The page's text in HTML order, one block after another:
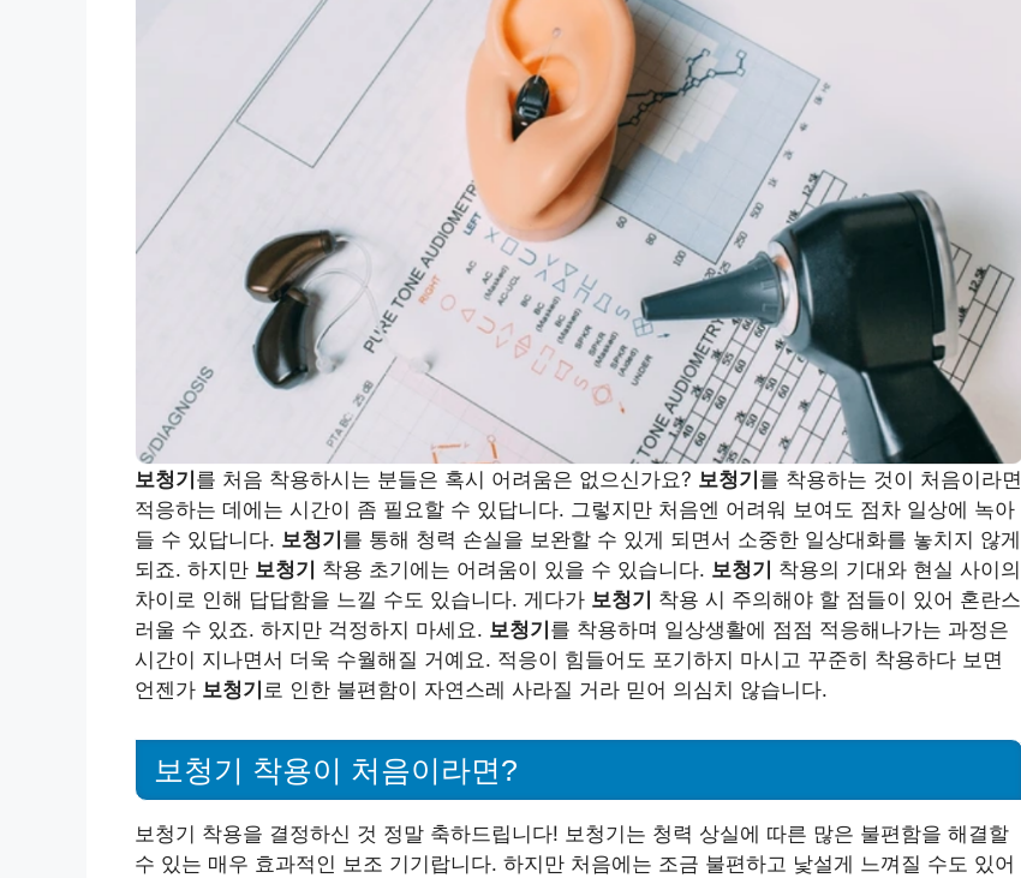
보청기를 처음 착용하시는 분들은 혹시 어려움은 없으신가요? 보청기를 착용하는 것이 처음이라면
적응하는 데에는 시간이 좀 필요할 수 있답니다. 그렇지만 처음엔 어려워 보여도 점차 일상에 녹아
들 수 있답니다. 보청기를 통해 청력 손실을 보완할 수 있게 되면서 소중한 일상대화를 놓치지 않게
되죠. 하지만 보청기 착용 초기에는 어려움이 있을 수 있습니다. 보청기 착용의 기대와 현실 사이의
차이로 인해 답답함을 느낄 수도 있습니다. 게다가 보청기 착용 시 주의해야 할 점들이 있어 혼란스
러울 수 있죠. 하지만 걱정하지 마세요. 보청기를 착용하며 일상생활에 점점 적응해나가는 과정은
시간이 지나면서 더욱 수월해질 거예요. 적응이 힘들어도 포기하지 마시고 꾸준히 착용하다 보면
언젠가 보청기 로 인한 불편함이 자연스레 사라질 거라 믿어 의심치 않습니다.
보청기 착용이 처음이라면?
보청기 착용을 결정하신 것 정말 축하드립니다! 보청기는 청력 상실에 따른 많은 불편함을 해결할
수 있는 매우 효과적인 보조 기기랍니다. 하지만 처음에는 조금 불편하고 낯설게 느껴질 수도 있어